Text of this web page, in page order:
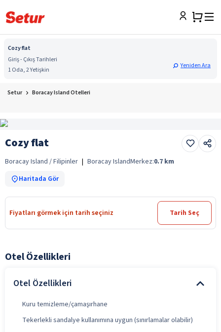
Cozy flat
Giriş - Çıkış Tarihleri
1 Oda, 2 Yetişkin
Yeniden Ara
Setur Boracay Island Otelleri
Cozy flat
Boracay Island / Filipinler | Boracay IslandMerkez:0.7 km
Haritada Gör
Fiyatları görmek için tarih seçiniz Tarih Seç
Otel Özellikleri
Otel Özellikleri
Kuru temizleme/çamaşırhane
Tekerlekli sandalye kullanımına uygun (sınırlamalar olabilir)